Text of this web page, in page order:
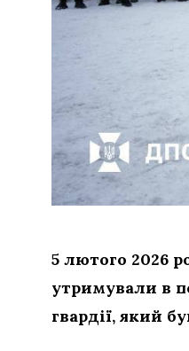
5 лютого 2026
утримували в
гвардії, який